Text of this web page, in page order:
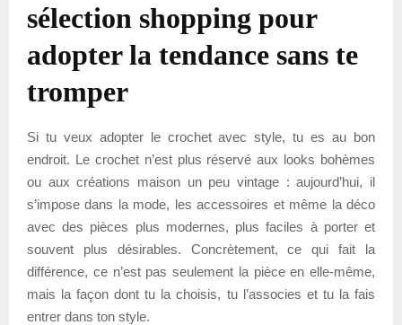
sélection shopping pour
adopter la tendance sans te
tromper
Si tu veux adopter le crochet avec style, tu es au bon
endroit. Le crochet n’est plus réservé aux looks bohèmes
ou aux créations maison un peu vintage : aujourd’hui, il
s’impose dans la mode, les accessoires et même la déco
avec des pièces plus modernes, plus faciles à porter et
souvent plus désirables. Concrètement, ce qui fait la
différence, ce n’est pas seulement la pièce en elle-même,
mais la façon dont tu la choisis, tu l’associes et tu la fais
entrer dans ton style.